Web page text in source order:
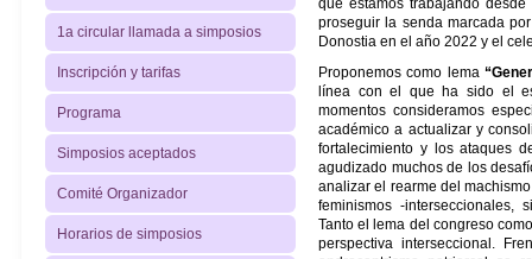
1a circular llamada a simposios
Inscripción y tarifas
Programa
Simposios aceptados
Comité Organizador
Horarios de simposios
que estamos trabajando
proseguir la senda marcada
Donostia en el año 2022 y el
Proponemos como lema
línea con el que ha sido el
momentos consideramos
académico a actualizar y
fortalecimiento y los ataques
agudizado muchos de los
analizar el rearme del
feminismos -interseccionales,
Tanto el lema del congreso
perspectiva interseccional.